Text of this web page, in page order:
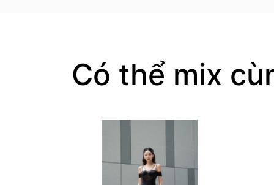
Có thể mix